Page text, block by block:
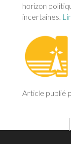
horizon
incertaines.
Article publié